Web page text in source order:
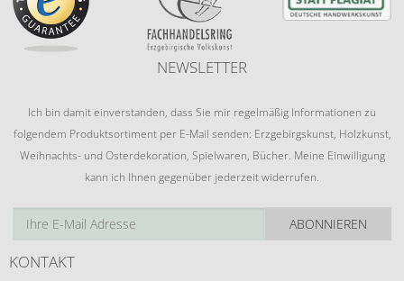
NEWSLETTER
Ich bin damit einverstanden, dass Sie mir regelmäßig Informationen zu
folgendem Produktsortiment per E-Mail senden: Erzgebirgskunst, Holzkunst,
Weihnachts- und Osterdekoration, Spielwaren, Bücher. Meine Einwilligung
kann ich Ihnen gegenüber jederzeit widerrufen.
ABONNIEREN
KONTAKT